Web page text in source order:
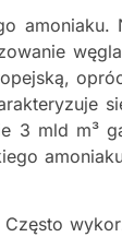
amoniaku.
3 mld m³